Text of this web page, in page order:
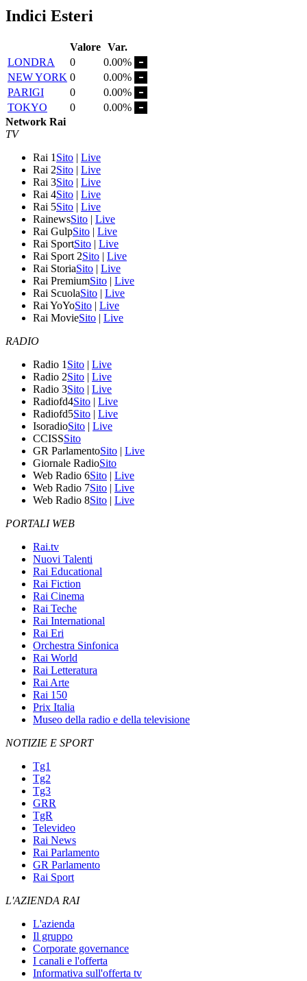
Indici Esteri
Valore Var.
LONDRA
0
0.00%
NEW YORK 0
0.00%
PARIGI
0
0.00%
TOKYO
0
0.00%
Network Rai
TV
Rai 1 Sito | Live
Rai 2Sito | Live
Rai 3Sito | Live
Rai 4Sito | Live
Rai 5Sito | Live
RainewsSito | Live
Rai GulpSito | Live
Rai SportSito | Live
Rai Sport 2Sito | Live
Rai StoriaSito | Live
Rai PremiumSito | Live
Rai ScuolaSito | Live
Rai YoYoSito | Live
Rai MovieSito | Live
RADIO
Radio 1 Sito | Live
Radio 2Sito | Live
Radio 3Sito | Live
Radiofd4Sito | Live
Radiofd5Sito | Live
IsoradioSito | Live
CCISSSito
GR ParlamentoSito | Live
Giornale RadioSito
Web Radio 6Sito | Live
Web Radio 7Sito | Live
Web Radio 8Sito | Live
PORTALI WEB
Rai.tv
Nuovi Talenti
Rai Educational
Rai Fiction
Rai Cinema
Rai Teche
Rai International
Rai Eri
Orchestra Sinfonica
Rai World
Rai Letteratura
Rai Arte
Rai 150
Prix Italia
Museo della radio e della televisione
NOTIZIE E SPORT
Tg1
Tg2
Tg3
GRR
TgR
Televideo
Rai News
Rai Parlamento
GR Parlamento
Rai Sport
L'AZIENDA RAI
L'azienda
Il gruppo
Corporate governance
I canali e l'offerta
Informativa sull'offerta tv